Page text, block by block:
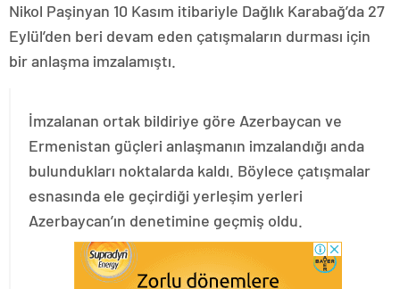
Nikol Paşinyan 10 Kasım itibariyle Dağlık Karabağ’da 27
Eylül’den beri devam eden çatışmaların durması için
bir anlaşma imzalamıştı.
İmzalanan ortak bildiriye göre Azerbaycan ve
Ermenistan güçleri anlaşmanın imzalandığı anda
bulundukları noktalarda kaldı. Böylece çatışmalar
esnasında ele geçirdiği yerleşim yerleri
Azerbaycan’ın denetimine geçmiş oldu.